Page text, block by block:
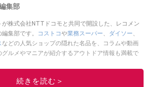
集部
株式会社NTTドコモと共同で開設した、レコメン
集部です。
コストコや業務スーパー、 ダイソー、
などの人気ショップの隠れた名品を、コラムや動画
ルメやマニアが紹介するアウトドア情報も満載で
トレンド情報をお届けしているので、ぜひ
ください！続きを読む＞